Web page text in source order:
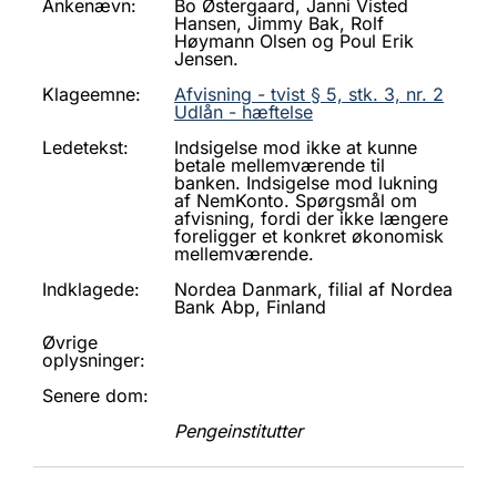
Ankenævn:
Bo Østergaard, Janni Visted
Hansen, Jimmy Bak, Rolf
Høymann Olsen og Poul Erik
Jensen.
Klageemne:
Afvisning - tvist § 5, stk. 3, nr. 2
Udlån - hæftelse
Ledetekst:
Indsigelse mod ikke at kunne
betale mellemværende til
banken. Indsigelse mod lukning
af NemKonto. Spørgsmål om
afvisning, fordi der ikke længere
foreligger et konkret økonomisk
mellemværende.
Indklagede:
Nordea Danmark, filial af Nordea
Bank Abp, Finland
Øvrige
oplysninger:
Senere dom:
Pengeinstitutter